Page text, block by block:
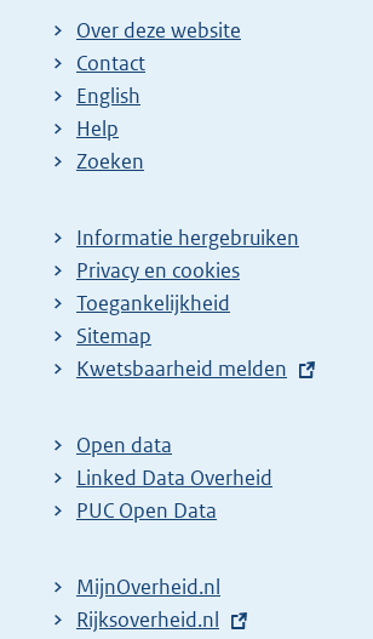
Over deze website
Contact
English
Help
Zoeken
Informatie hergebruiken
Privacy en cookies
Toegankelijkheid
Sitemap
E
t
e
r
l
i
Kwetsbaarheid melden
Open data
Linked Data Overheid
PUC Open Data
MijnOverheid.nl
E
Rijksoverheid.nl